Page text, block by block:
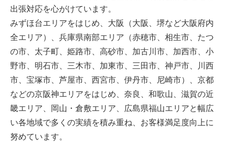
出張対応を心がけています。
みずほ台エリアをはじめ、大阪（大阪、堺など大阪府内
全エリア）、兵庫県南部エリア（赤穂市、相生市、たつ
の市、太子町、姫路市、高砂市、加古川市、加西市、小
野市、明石市、三木市、加東市、三田市、神戸市、川西
市、宝塚市、芦屋市、西宮市、伊丹市、尼崎市）、京都
などの京阪神エリアをはじめ、奈良、和歌山、滋賀の近
畿エリア、岡山・倉敷エリア、広島県福山エリアと幅広
い各地域で多くの実績を積み重ね、お客様満足度向上に
努めています。